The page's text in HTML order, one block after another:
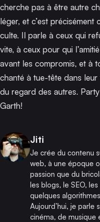
cherche pas à être autre
léger, et c’est
culte. Il parle à ceux qui
vite, à ceux pour qui
avant les compromis, et à
chanté à tue-tête dans
du regard des autres.
Garth!
Publié par
Jiti
Je crée du contenu
web, à une époque
passion que du
les blogs, le SEO,
quelques
Aujourd’hui, je
cinéma, de musique